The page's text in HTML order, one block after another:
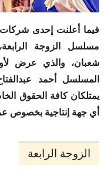
فيما أعلنت إحدى شركات
مسلسل الزوجة
المسلسل أحمد
يمتلكان كافة الحقوق
أي جهة إنتاجية بخصوص
الزوجة الرابعة